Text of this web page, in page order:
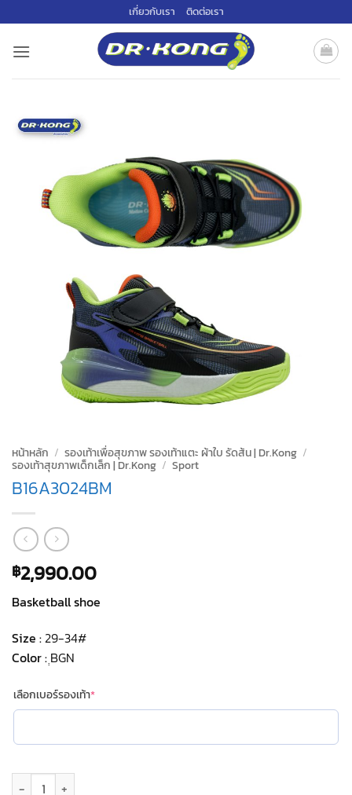
ไป
เกี่ยวกับเรา ติดต่อเรา
หน้าหลัก / รองเท้าเพื่อสุขภาพ รองเท้าแตะ ผ้าใบ รัดส้น | Dr.Kong /
รองเท้าสุขภาพเด็กเล็ก | Dr.Kong / Sport
B16A3024BM
฿2,990.00
Basketball shoe
Size :29-34#
Color : ฺฺBGN
เลือกเบอร์รองเท้า*(required)
จำนวน B16A3024BM ชิ้น